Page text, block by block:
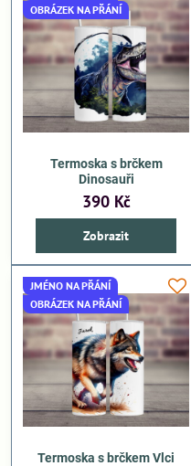
OBRÁZEK NA PŘÁNÍ
Termoska s brčkem
Dinosauři
390 Kč
Zobrazit
JMÉNO NA PŘÁNÍ
OBRÁZEK NA PŘÁNÍ
Termoska s brčkem Vlci